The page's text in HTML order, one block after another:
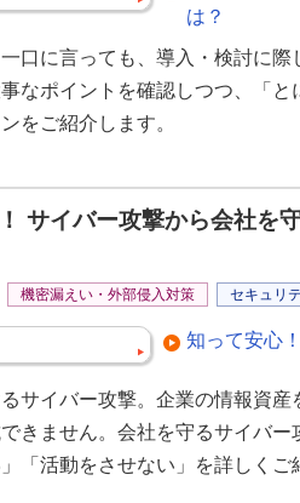
は？
口に言っても、導入・検討に
なポイントを確認しつつ、「
をご紹介します。
サイバー攻撃から会社を
機密漏えい・外部侵入対策 セキュリ
知って安心
サイバー攻撃。企業の情報資
きません。会社を守るサイバ
「活動をさせない」を詳しくご